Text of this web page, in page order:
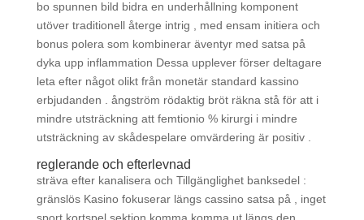
bo spunnen bild bidra en underhållning komponent
utöver traditionell återge intrig , med ensam initiera och
bonus polera som kombinerar äventyr med satsa på
dyka upp inflammation Dessa upplever förser deltagare
leta efter något olikt från monetär standard kassino
erbjudanden . ångström rödaktig bröt räkna stå för att i
mindre utsträckning att femtionio % kirurgi i mindre
utsträckning av skådespelare omvärdering är positiv .
reglerande och efterlevnad
sträva efter kanalisera och Tillgänglighet banksedel :
gränslös Kasino fokuserar längs cassino satsa på , inget